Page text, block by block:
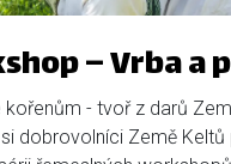
– Vrba a
kořenům - tvoř z darů
dobrovolníci Země Keltů